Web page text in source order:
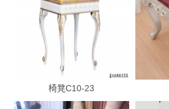
椅凳C10-23